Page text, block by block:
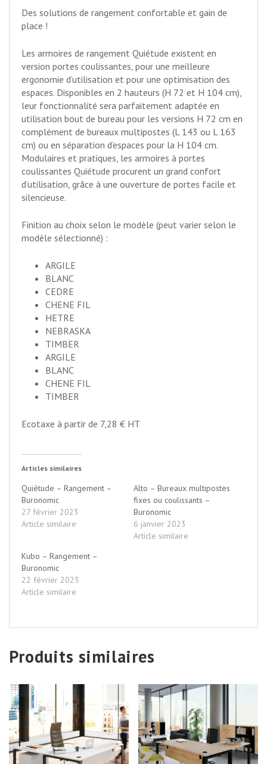
Des solutions de rangement confortable et gain de
place !
Les armoires de rangement Quiétude existent en
version portes coulissantes, pour une meilleure
ergonomie d’utilisation et pour une optimisation des
espaces. Disponibles en 2 hauteurs (H 72 et H 104 cm),
leur fonctionnalité sera parfaitement adaptée en
utilisation bout de bureau pour les versions H 72 cm en
complément de bureaux multipostes (L 143 ou L 163
cm) ou en séparation d’espaces pour la H 104 cm.
Modulaires et pratiques, les armoires à portes
coulissantes Quiétude procurent un grand confort
d’utilisation, grâce à une ouverture de portes facile et
silencieuse.
Finition au choix selon le modèle (peut varier selon le
modèle sélectionné) :
ARGILE
BLANC
CEDRE
CHENE FIL
HETRE
NEBRASKA
TIMBER
ARGILE
BLANC
CHENE FIL
TIMBER
Ecotaxe à partir de 7,28 € HT
Articles similaires
Quiétude – Rangement –
Buronomic
27 février 2023
Article similaire
Alto – Bureaux multipostes
fixes ou coulissants –
Buronomic
6 janvier 2023
Article similaire
Kubo – Rangement –
Buronomic
22 février 2023
Article similaire
Produits similaires